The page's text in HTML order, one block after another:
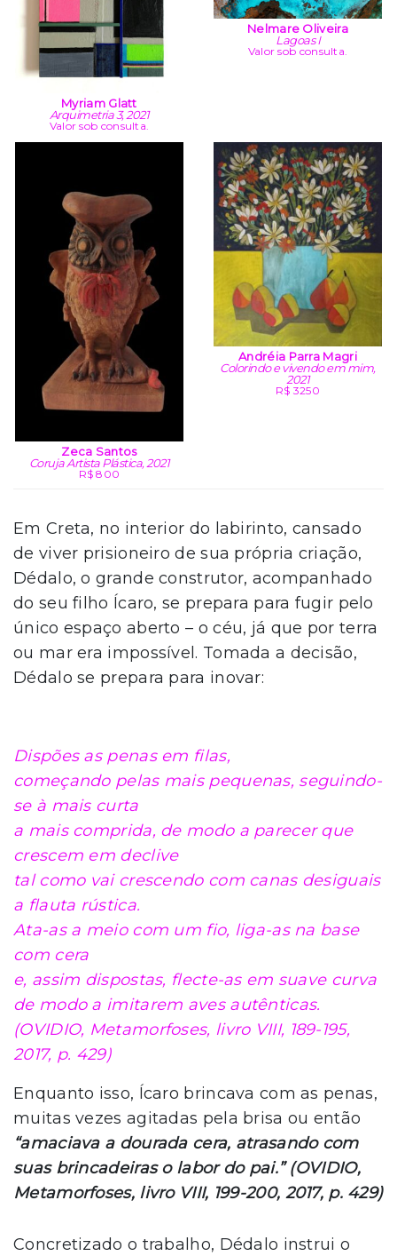
Myriam Glatt
Arquimetria 3, 2021
Valor sob consulta.
Nelmare Oliveira
Lagoas I
Valor sob consulta.
Zeca Santos
Coruja Artista Plástica, 2021
R$ 800
Andréia Parra Magri
Colorindo e vivendo em mim,
2021
R$ 3250
Em Creta, no interior do labirinto, cansado
de viver prisioneiro de sua própria criação,
Dédalo, o grande construtor, acompanhado
do seu filho Ícaro, se prepara para fugir pelo
único espaço aberto – o céu, já que por terra
ou mar era impossível. Tomada a decisão,
Dédalo se prepara para inovar:
Dispões as penas em filas,
começando pelas mais pequenas, seguindo-
se à mais curta
a mais comprida, de modo a parecer que
crescem em declive
tal como vai crescendo com canas desiguais
a flauta rústica.
Ata-as a meio com um fio, liga-as na base
com cera
e, assim dispostas, flecte-as em suave curva
de modo a imitarem aves autênticas.
(OVIDIO, Metamorfoses, livro VIII, 189-195,
2017, p. 429)
Enquanto isso, Ícaro brincava com as penas,
muitas vezes agitadas pela brisa ou então
“amaciava a dourada cera, atrasando com
suas brincadeiras o labor do pai.” (OVIDIO,
Metamorfoses, livro VIII, 199-200, 2017, p. 429)
Concretizado o trabalho, Dédalo instrui o